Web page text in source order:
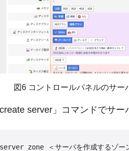
図6 コントロールパネルのサー
server」コマンドでサー